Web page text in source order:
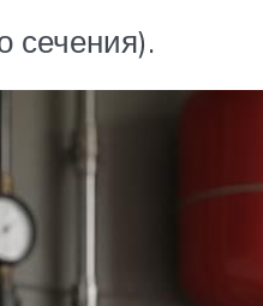
сечения).